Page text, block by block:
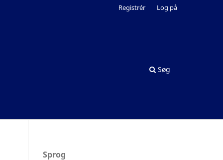
Søg
Registrér Log på
Sprog